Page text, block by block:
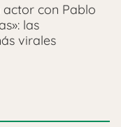
con Pablo
las
virales